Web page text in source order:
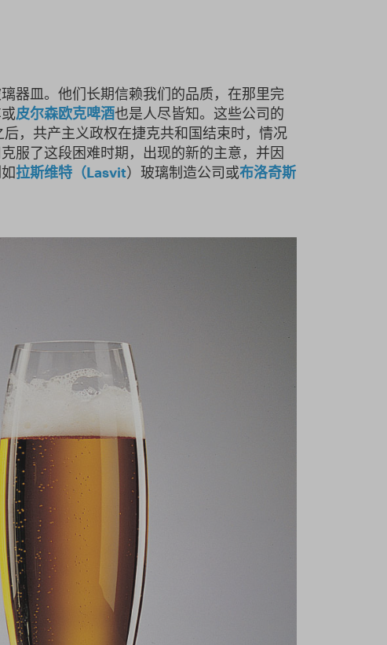
器皿。他们长期信赖我们的品质，在那里完
皮尔森欧克啤酒也是人尽皆知。这些公司的
，共产主义政权在捷克共和国结束时，情况
服了这段困难时期，出现的新的主意，并因
拉斯维特（Lasvit）玻璃制造公司或布洛奇斯